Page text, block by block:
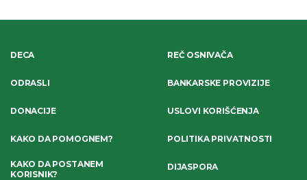
DECA
ODRASLI
DONACIJE
KAKO DA POMOGNEM?
KAKO DA POSTANEM
KORISNIK?
REČ OSNIVAČA
BANKARSKE PROVIZIJE
USLOVI KORIŠĆENJA
POLITIKA PRIVATNOSTI
DIJASPORA